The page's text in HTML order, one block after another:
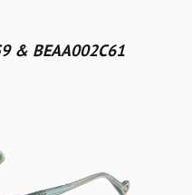
& BEAA002C61